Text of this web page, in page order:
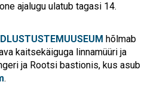
ajalugu ulatub tagasi 14.
hõlmab
kaitsekäiguga linnamüüri ja
ja Rootsi bastionis, kus asub
.